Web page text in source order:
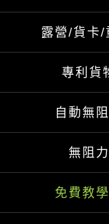
露營/貨卡/
專利貨
自動無
無阻
免費教